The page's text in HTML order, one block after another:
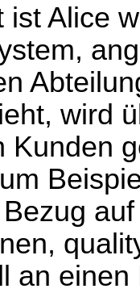
Alice
wird
Kunden
an